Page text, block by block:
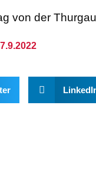
von der